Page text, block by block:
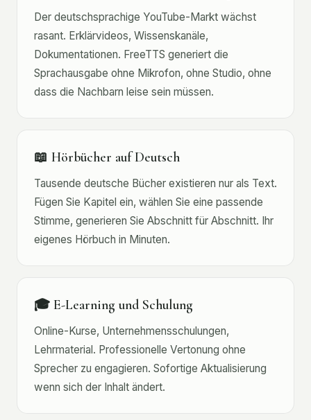
Der deutschsprachige YouTube-Markt wächst
rasant. Erklärvideos, Wissenskanäle,
Dokumentationen. FreeTTS generiert die
Sprachausgabe ohne Mikrofon, ohne Studio, ohne
dass die Nachbarn leise sein müssen.
📖 Hörbücher auf Deutsch
Tausende deutsche Bücher existieren nur als Text.
Fügen Sie Kapitel ein, wählen Sie eine passende
Stimme, generieren Sie Abschnitt für Abschnitt. Ihr
eigenes Hörbuch in Minuten.
🎓 E-Learning und Schulung
Online-Kurse, Unternehmensschulungen,
Lehrmaterial. Professionelle Vertonung ohne
Sprecher zu engagieren. Sofortige Aktualisierung
wenn sich der Inhalt ändert.